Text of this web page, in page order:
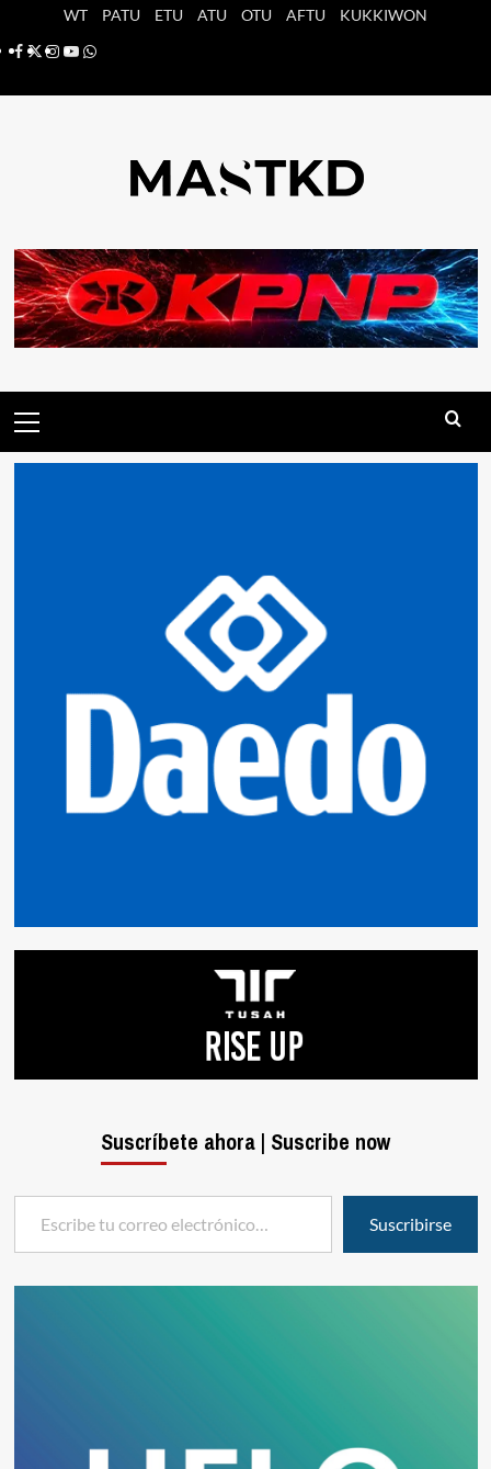
WT PATU ETU ATU OTU AFTU
KUKKIWON
Facebook
X Instagram
YouTube
Whatsapp
principal
Suscríbete ahora | Suscribe now
Escribe tu correo electrónico…
Suscribirse